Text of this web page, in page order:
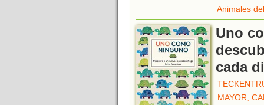
Animales
Uno
cada
MAYOR,